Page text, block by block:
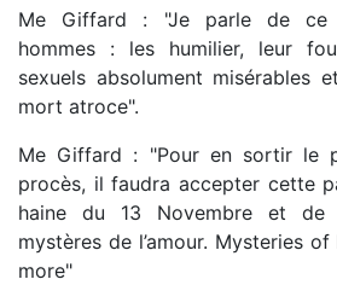
Me Giffard : "Je parle de ce
hommes : les humilier, leur
sexuels absolument misérables
mort atroce".
Me Giffard : "Pour en sortir le
procès, il faudra accepter cette
haine du 13 Novembre et
mystères de l’amour. Mysteries
more"